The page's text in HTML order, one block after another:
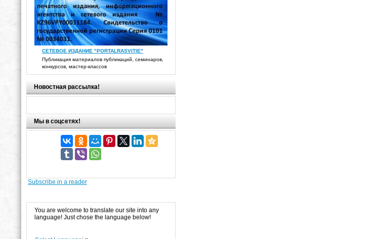
СЕТЕВОЕ ИЗДАНИЕ "PORTALRASVITIE"
Публикация материалов публикаций, семинаров,
конкурсов, мастер-классов
Новостная рассылка!
Мы в соцсетях!
Subscribe in a reader
You are welcome to translate our site into any
language! Just chose the language below!